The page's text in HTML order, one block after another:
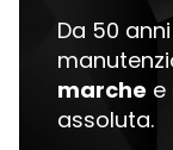
Da 50
marche e
assoluta.